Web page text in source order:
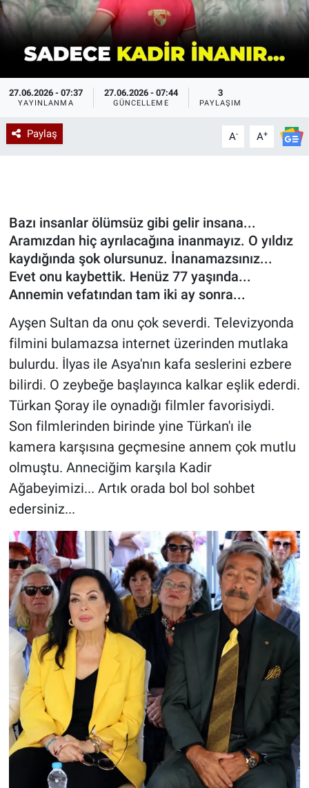
27.06.2026 - 07:37
YAYINLANMA
27.06.2026 - 07:44
GÜNCELLEME
3
PAYLAŞIM
Paylaş A- A+
Bazı insanlar ölümsüz gibi gelir insana...
Aramızdan hiç ayrılacağına inanmayız. O yıldız
kaydığında şok olursunuz. İnanamazsınız...
Evet onu kaybettik. Henüz 77 yaşında...
Annemin vefatından tam iki ay sonra...
Ayşen Sultan da onu çok severdi. Televizyonda
filmini bulamazsa internet üzerinden mutlaka
bulurdu. İlyas ile Asya'nın kafa seslerini ezbere
bilirdi. O zeybeğe başlayınca kalkar eşlik ederdi.
Türkan Şoray ile oynadığı filmler favorisiydi.
Son filmlerinden birinde yine Türkan'ı ile
kamera karşısına geçmesine annem çok mutlu
olmuştu. Anneciğim karşıla Kadir
Ağabeyimizi... Artık orada bol bol sohbet
edersiniz...